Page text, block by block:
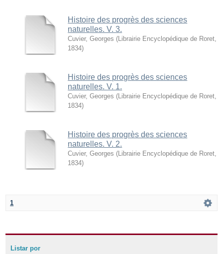
Histoire des progrès des sciences
naturelles. V. 3.
Cuvier, Georges ( Librairie Encyclopédique de Roret
1834)
Histoire des progrès des sciences
naturelles. V. 1.
Cuvier, Georges ( Librairie Encyclopédique de Roret
1834)
Histoire des progrès des sciences
naturelles. V. 2.
Cuvier, Georges ( Librairie Encyclopédique de Roret
1834)
1
Listar por